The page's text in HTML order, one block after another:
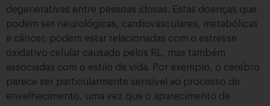
degenerativas entre pessoas idosas. Estas doenças que
podem ser neurológicas, cardiovasculares, metabólicas
e câncer; podem estar relacionadas com o estresse
oxidativo celular causado pelos RL, mas também
associadas com o estilo de vida. Por exemplo, o cérebro
parece ser particularmente sensível ao processo de
envelhecimento, uma vez que o aparecimento de